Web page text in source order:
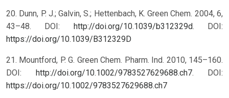
20. Dunn, P. J.; Galvin, S.; Hettenbach, K. Green Chem. 2004, 6,
43–48. DOI: http://doi.org/10.1039/b312329d. DOI:
https://doi.org/10.1039/B312329D
21. Mountford, P. G. Green Chem. Pharm. Ind. 2010, 145–160.
DOI: http://doi.org/10.1002/9783527629688.ch7. DOI:
https://doi.org/10.1002/9783527629688.ch7